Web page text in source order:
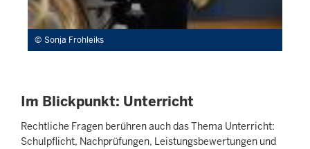
Sonja Frohleiks
Im Blickpunkt: Unterricht
Rechtliche Fragen berühren auch das Thema Unterricht:
Schulpflicht, Nachprüfungen, Leistungsbewertungen und